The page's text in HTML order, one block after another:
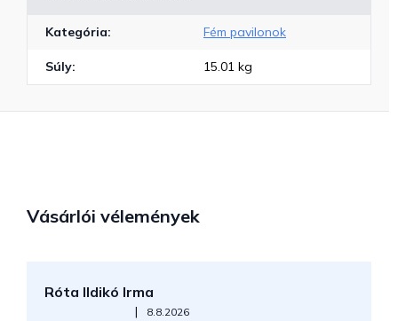
Kategória: Fém pavilonok
Súly: 15.01 kg
Vásárlói vélemények
Róta Ildikó Irma
Az áruház értékelése 5-ből 5 csillag.
| 8.8.2026